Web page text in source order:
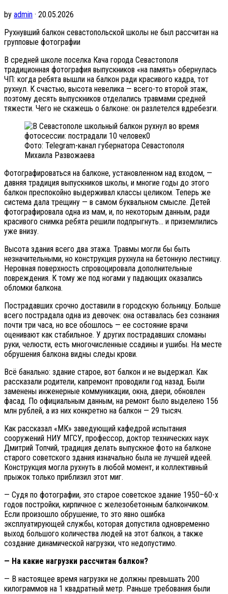
by admin · 20.05.2026
Рухнувший балкон севастопольской школы не был рассчитан на
групповые фотографии
В средней школе поселка Кача города Севастополя
традиционная фотография выпускников «на память» обернулась
ЧП: когда ребята вышли на балкон ради красивого кадра, тот
рухнул. К счастью, высота невелика — всего-то второй этаж,
поэтому десять выпускников отделались травмами средней
тяжести. Чего не скажешь о балконе: он разлетелся вдребезги.
Фото: Telegram-канал губернатора Севастополя
Михаила Развожаева
Фотографироваться на балконе, установленном над входом, —
давняя традиция выпускников школы, и многие годы до этого
балкон преспокойно выдерживал классы целиком. Теперь же
система дала трещину — в самом буквальном смысле. Детей
фотографировала одна из мам, и, по некоторым данным, ради
красивого снимка ребята решили подпрыгнуть… и приземлились
уже внизу.
Высота здания всего два этажа. Травмы могли бы быть
незначительными, но конструкция рухнула на бетонную лестницу.
Неровная поверхность спровоцировала дополнительные
повреждения. К тому же под ногами у падающих оказались
обломки балкона.
Пострадавших срочно доставили в городскую больницу. Больше
всего пострадала одна из девочек: она оставалась без сознания
почти три часа, но все обошлось — ее состояние врачи
оценивают как стабильное. У других пострадавших сломаны
руки, челюсти, есть многочисленные ссадины и ушибы. На месте
обрушения балкона видны следы крови.
Всё банально: здание старое, вот балкон и не выдержал. Как
рассказали родители, капремонт проводили год назад. Были
заменены инженерные коммуникации, окна, двери, обновлен
фасад. По официальным данным, на ремонт было выделено 156
млн рублей, а из них конкретно на балкон — 29 тысяч.
Как рассказал «МК» заведующий кафедрой испытания
сооружений НИУ МГСУ, профессор, доктор технических наук
Дмитрий Топчий, традиция делать выпускное фото на балконе
старого советского здания изначально была не лучшей идеей.
Конструкция могла рухнуть в любой момент, и коллективный
прыжок только приблизил этот миг.
— Судя по фотографии, это старое советское здание 1950–60-х
годов постройки, кирпичное с железобетонным балкончиком.
Если произошло обрушение, то это явно ошибка
эксплуатирующей службы, которая допустила одновременно
выход большого количества людей на этот балкон, а также
создание динамической нагрузки, что недопустимо.
— На какие нагрузки рассчитан балкон?
— В настоящее время нагрузки не должны превышать 200
килограммов на 1 квадратный метр. Раньше требования были